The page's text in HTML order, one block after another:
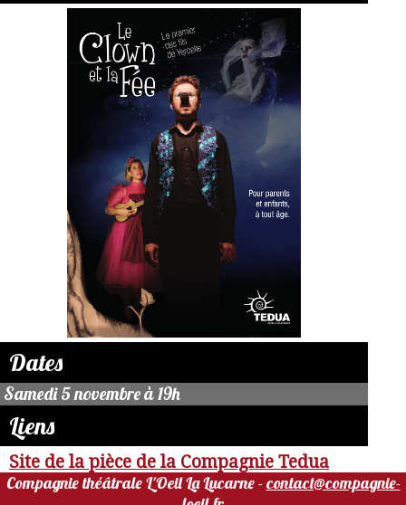
Dates
Samedi 5 novembre à 19h
Liens
Site de la pièce de la Compagnie Tedua
Compagnie théâtrale L'Oeil La Lucarne -contact@compagnie-